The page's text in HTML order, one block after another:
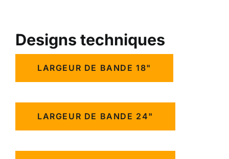
Designs techniques
LARGEUR DE BANDE 18"
LARGEUR DE BANDE 24"